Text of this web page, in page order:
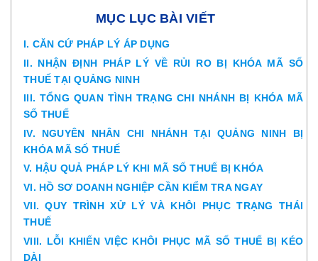
MỤC LỤC BÀI VIẾT
I. CĂN CỨ PHÁP LÝ ÁP DỤNG
II. NHẬN ĐỊNH PHÁP LÝ VỀ RỦI RO BỊ KHÓA MÃ SỐ
THUẾ TẠI QUẢNG NINH
III. TỔNG QUAN TÌNH TRẠNG CHI NHÁNH BỊ KHÓA MÃ
SỐ THUẾ
IV. NGUYÊN NHÂN CHI NHÁNH TẠI QUẢNG NINH BỊ
KHÓA MÃ SỐ THUẾ
V. HẬU QUẢ PHÁP LÝ KHI MÃ SỐ THUẾ BỊ KHÓA
VI. HỒ SƠ DOANH NGHIỆP CẦN KIỂM TRA NGAY
VII. QUY TRÌNH XỬ LÝ VÀ KHÔI PHỤC TRẠNG THÁI
THUẾ
VIII. LỖI KHIẾN VIỆC KHÔI PHỤC MÃ SỐ THUẾ BỊ KÉO
DÀI